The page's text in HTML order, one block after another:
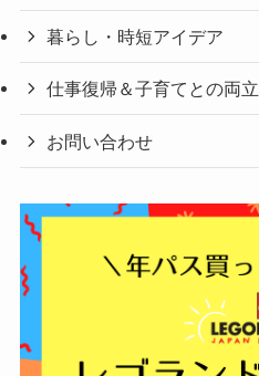
暮らし・時短アイデア
仕事復帰＆子育てとの両立
お問い合わせ